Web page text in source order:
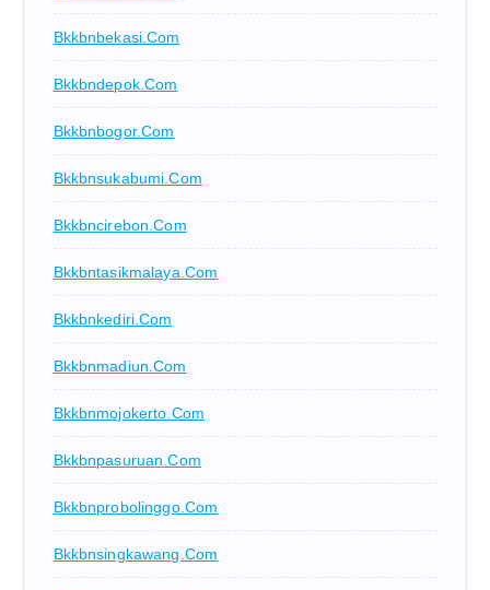
Bkkbnbekasi.com
Bkkbndepok.com
Bkkbnbogor.com
Bkkbnsukabumi.com
Bkkbncirebon.com
Bkkbntasikmalaya.com
Bkkbnkediri.com
Bkkbnmadiun.com
Bkkbnmojokerto.com
Bkkbnpasuruan.com
Bkkbnprobolinggo.com
Bkkbnsingkawang.com